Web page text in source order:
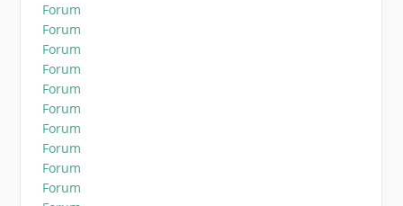
Forum
Forum
Forum
Forum
Forum
Forum
Forum
Forum
Forum
Forum